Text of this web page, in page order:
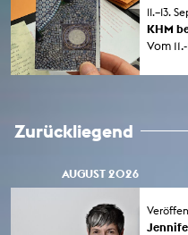
Jahre
11.–13.
KHM
Vom
eine
Zurückliegend
AUGUST 2026